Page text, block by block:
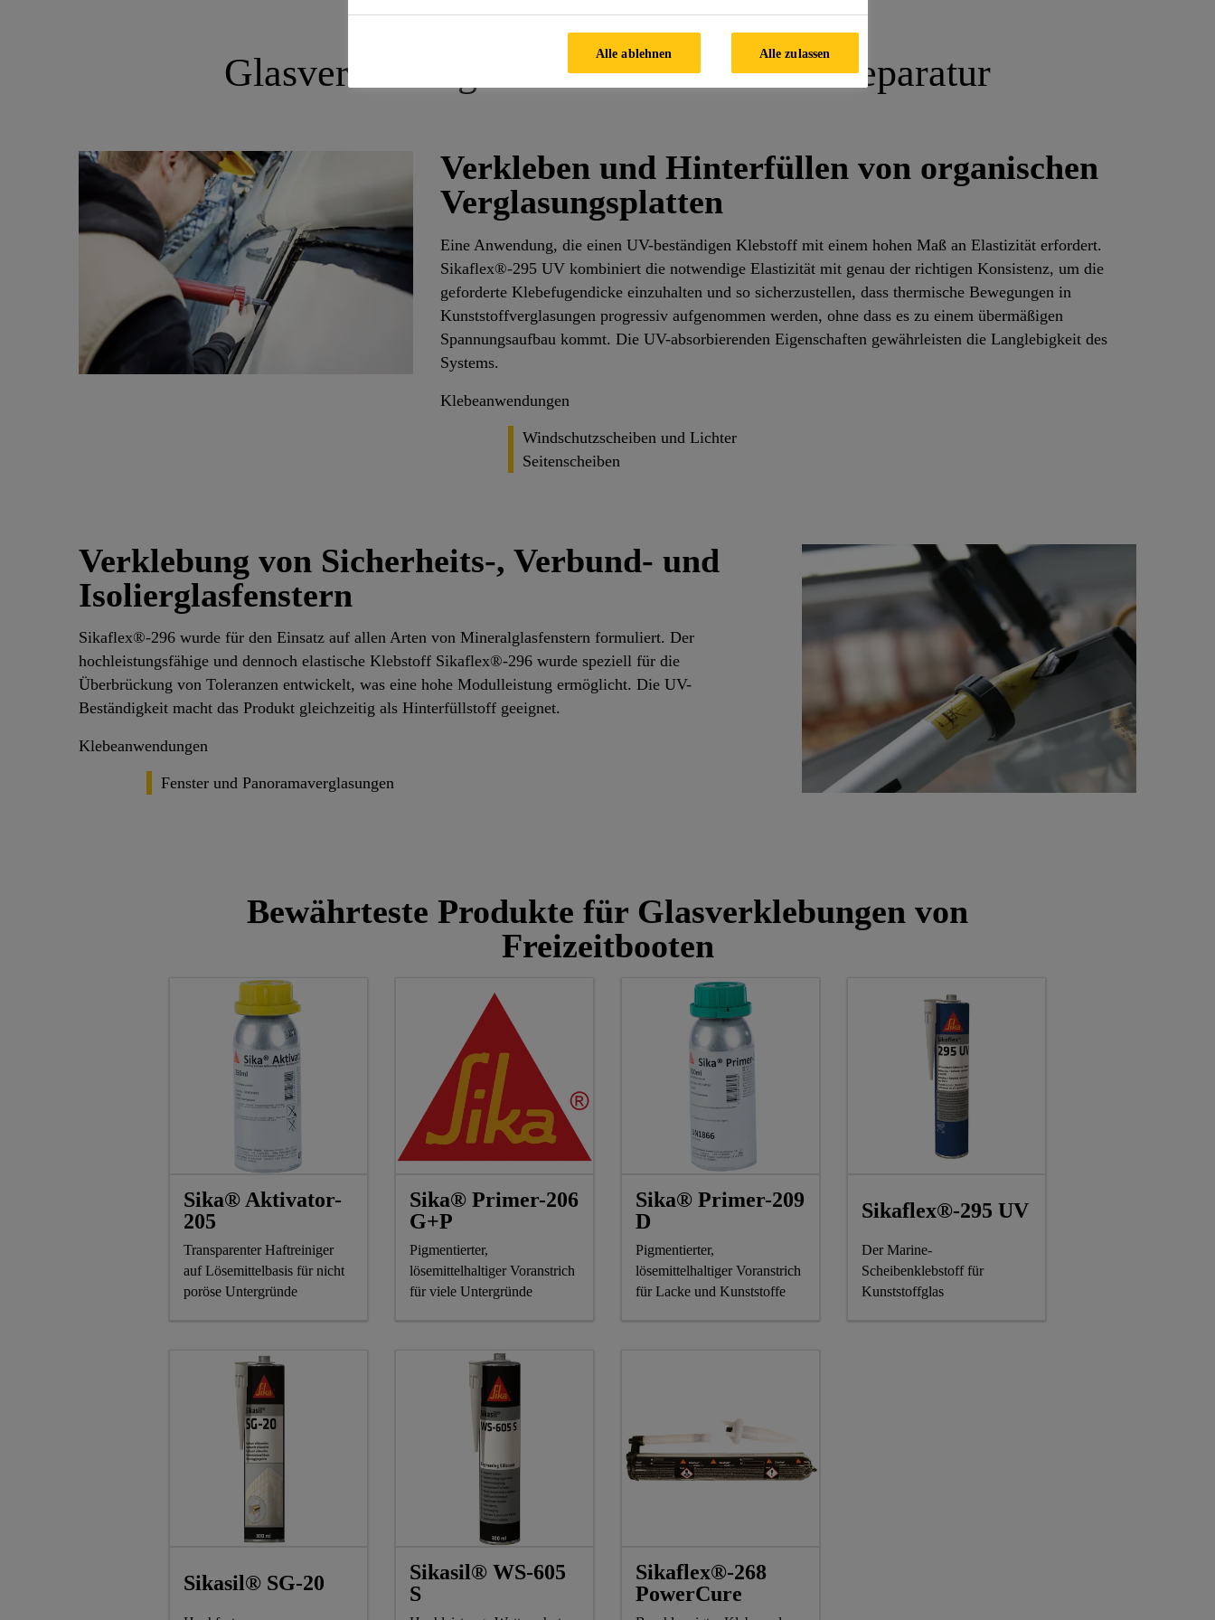
Glasverklebungen für Schiffsbau und -reparatur
Verkleben und Hinterfüllen von organischen
Verglasungsplatten
Eine Anwendung, die einen UV-beständigen Klebstoff mit einem hohen Maß an Elastizität erfordert.
Sikaflex®-295 UV kombiniert die notwendige Elastizität mit genau der richtigen Konsistenz, um die
geforderte Klebefugendicke einzuhalten und so sicherzustellen, dass thermische Bewegungen in
Kunststoffverglasungen progressiv aufgenommen werden, ohne dass es zu einem übermäßigen
Spannungsaufbau kommt. Die UV-absorbierenden Eigenschaften gewährleisten die Langlebigkeit des
Systems.
Klebeanwendungen
Windschutzscheiben und Lichter
Seitenscheiben
Verklebung von Sicherheits-, Verbund- und
Isolierglasfenstern
Sikaflex®-296 wurde für den Einsatz auf allen Arten von Mineralglasfenstern formuliert. Der
hochleistungsfähige und dennoch elastische Klebstoff Sikaflex®-296 wurde speziell für die
Überbrückung von Toleranzen entwickelt, was eine hohe Modulleistung ermöglicht. Die UV-
Beständigkeit macht das Produkt gleichzeitig als Hinterfüllstoff geeignet.
Klebeanwendungen
Fenster und Panoramaverglasungen
Bewährteste Produkte für Glasverklebungen von
Freizeitbooten
Sika® Aktivator-
205
Transparenter Haftreiniger
auf Lösemittelbasis für nicht
poröse Untergründe
Sika® Primer-206
G+P
Pigmentierter,
lösemittelhaltiger Voranstrich
für viele Untergründe
Sika® Primer-209
D
Pigmentierter,
lösemittelhaltiger Voranstrich
für Lacke und Kunststoffe
Sikaflex®-295 UV
Der Marine-
Scheibenklebstoff für
Kunststoffglas
Sikasil® SG-20
Sikasil® WS-605
S
Sikaflex®-268
PowerCure
Alle ablehnen Alle zulassen